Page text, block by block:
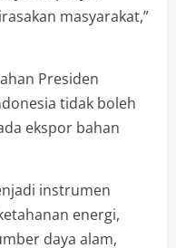
masyarakat,”
Presiden
tidak boleh
ekspor bahan
instrumen
energi,
daya alam,